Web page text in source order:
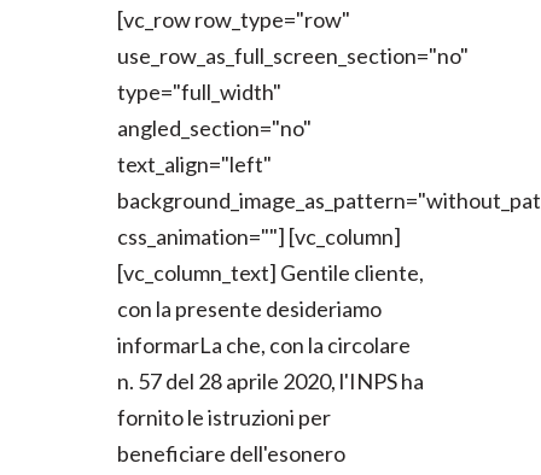
[vc_row row_type="row"
use_row_as_full_screen_section="no"
type="full_width"
angled_section="no"
text_align="left"
css_animation=""] [vc_column]
[vc_column_text] Gentile cliente,
con la presente desideriamo
informarLa che, con la circolare
n. 57 del 28 aprile 2020, l'INPS ha
fornito le istruzioni per
beneficiare dell'esonero